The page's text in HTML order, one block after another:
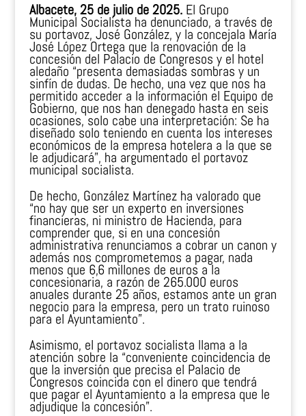
Albacete, 25 de julio de 2025.El Grupo
Municipal Socialista ha denunciado, a través de
su portavoz, José González, y la concejala María
José López Ortega que la renovación de la
concesión del Palacio de Congresos y el hotel
aledaño “presenta demasiadas sombras y un
sinfín de dudas. De hecho, una vez que nos ha
permitido acceder a la información el Equipo de
Gobierno, que nos han denegado hasta en seis
ocasiones, solo cabe una interpretación: Se ha
diseñado solo teniendo en cuenta los intereses
económicos de la empresa hotelera a la que se
le adjudicará”, ha argumentado el portavoz
municipal socialista.
De hecho, González Martínez ha valorado que
“no hay que ser un experto en inversiones
financieras, ni ministro de Hacienda, para
comprender que, si en una concesión
administrativa renunciamos a cobrar un canon y
además nos comprometemos a pagar, nada
menos que 6,6 millones de euros a la
concesionaria, a razón de 265.000 euros
anuales durante 25 años, estamos ante un gran
negocio para la empresa, pero un trato ruinoso
para el Ayuntamiento”.
Asimismo, el portavoz socialista llama a la
atención sobre la “conveniente coincidencia de
que la inversión que precisa el Palacio de
Congresos coincida con el dinero que tendrá
que pagar el Ayuntamiento a la empresa que le
adjudique la concesión”.